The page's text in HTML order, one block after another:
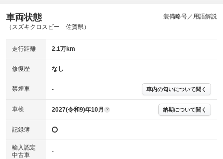
車両状態
（スズキクロスビー 佐賀県）
装備略号／用語解説
走行距離 2.1万km
修復歴 なし
禁煙車 - 車内の匂いについて聞く
車検 2027(令和9)年10月 ? 納期について聞く
記録簿
輸入認定
中古車
-